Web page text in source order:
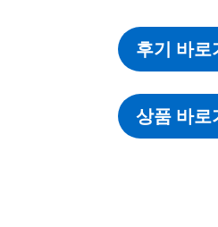
후기 바로
상품 바로